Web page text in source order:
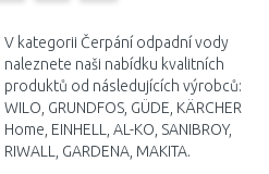
V kategorii Čerpání odpadní vody
naleznete naši nabídku kvalitních
produktů od následujících výrobců:
WILO, GRUNDFOS, GÜDE, KÄRCHER
Home, EINHELL, AL-KO, SANIBROY,
RIWALL, GARDENA, MAKITA.